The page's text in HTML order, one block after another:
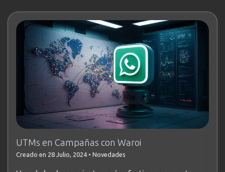
UTMs en Campañas con Waroi
Creado en 28 Julio, 2024 • Novedades